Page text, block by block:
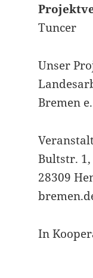
Tuncer
Unser
Bremen
Bultstr. 1,
28309
In